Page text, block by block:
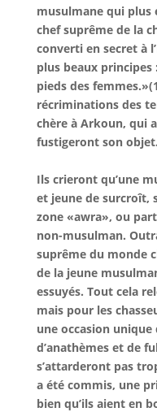
musulmane qui plus
chef suprême de la
converti en secret à
plus beaux principes
pieds des
récriminations des
chère à Arkoun, qui
fustigeront son objet.
Ils crieront qu’une
et jeune de surcroît,
zone «awra», ou
non-musulman.
suprême du monde
de la jeune
essuyés. Tout cela
mais pour les
une occasion
d’anathèmes et de
s’attarderont pas
a été commis, une
bien qu’ils aient en